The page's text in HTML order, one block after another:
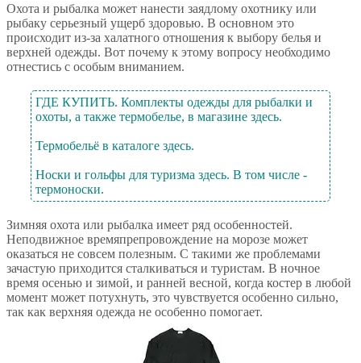
Охота и рыбалка может нанести заядлому охотнику или
рыбаку серьезный ущерб здоровью. В основном это
происходит из-за халатного отношения к выбору белья и
верхней одежды. Вот почему к этому вопросу необходимо
отнестись с особым вниманием.
ГДЕ КУПИТЬ. Комплекты одежды для рыбалки и
охоты, а также термобелье, в магазине здесь.
Термобельё в каталоге здесь.
Носки и гольфы для туризма здесь. В том числе -
термоноски.
Зимняя охота или рыбалка имеет ряд особенностей.
Неподвижное времяпрепровождение на морозе может
оказаться не совсем полезным. С такими же проблемами
зачастую приходится сталкиваться и туристам. В ночное
время осенью и зимой, и ранней весной, когда костер в любой
момент может потухнуть, это чувствуется особенно сильно,
так как верхняя одежда не особенно помогает.